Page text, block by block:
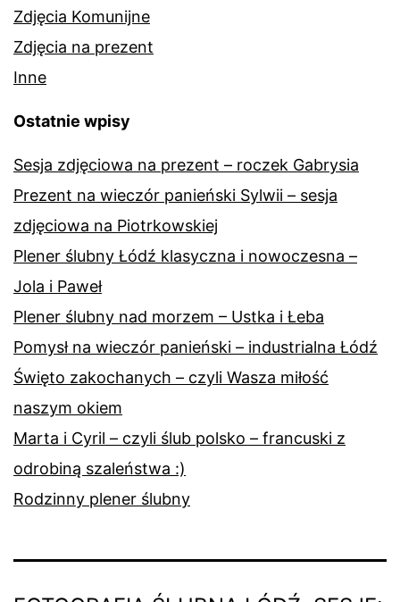
Zdjęcia Komunijne
Zdjęcia na prezent
Inne
Ostatnie wpisy
Sesja zdjęciowa na prezent – roczek Gabrysia
Prezent na wieczór panieński Sylwii – sesja
zdjęciowa na Piotrkowskiej
Plener ślubny Łódź klasyczna i nowoczesna –
Jola i Paweł
Plener ślubny nad morzem – Ustka i Łeba
Pomysł na wieczór panieński – industrialna Łódź
Święto zakochanych – czyli Wasza miłość
naszym okiem
Marta i Cyril – czyli ślub polsko – francuski z
odrobiną szaleństwa :)
Rodzinny plener ślubny